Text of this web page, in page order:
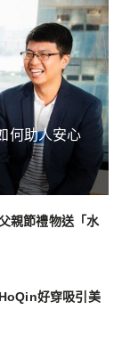
何助人安心
親節禮物送「水
好穿吸引美